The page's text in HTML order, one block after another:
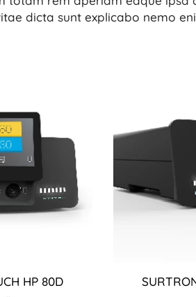
dicta sunt explicabo nemo
HP 80D